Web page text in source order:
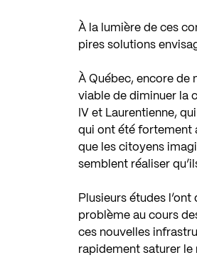
À la lumière de ces
pires solutions
À Québec, encore de
viable de diminuer la
IV et Laurentienne,
qui ont été fortement
que les citoyens
semblent réaliser
Plusieurs études
problème au cours
ces nouvelles
rapidement saturer le